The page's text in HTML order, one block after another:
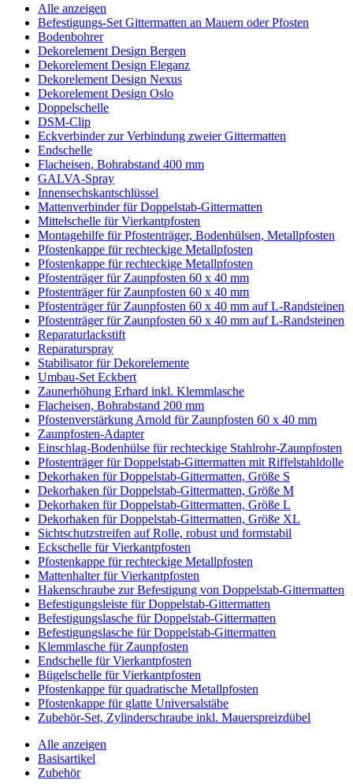
Alle anzeigen
Befestigungs-Set Gittermatten an Mauern oder Pfosten
Bodenbohrer
Dekorelement Design Bergen
Dekorelement Design Eleganz
Dekorelement Design Nexus
Dekorelement Design Oslo
Doppelschelle
DSM-Clip
Eckverbinder zur Verbindung zweier Gittermatten
Endschelle
Flacheisen, Bohrabstand 400 mm
GALVA-Spray
Innensechskantschlüssel
Mattenverbinder für Doppelstab-Gittermatten
Mittelschelle für Vierkantpfosten
Montagehilfe für Pfostenträger, Bodenhülsen, Metallpfosten
Pfostenkappe für rechteckige Metallpfosten
Pfostenkappe für rechteckige Metallpfosten
Pfostenträger für Zaunpfosten 60 x 40 mm
Pfostenträger für Zaunpfosten 60 x 40 mm
Pfostenträger für Zaunpfosten 60 x 40 mm auf L-Randsteinen
Pfostenträger für Zaunpfosten 60 x 40 mm auf L-Randsteinen
Reparaturlackstift
Reparaturspray
Stabilisator für Dekorelemente
Umbau-Set Eckbert
Zaunerhöhung Erhard inkl. Klemmlasche
Flacheisen, Bohrabstand 200 mm
Pfostenverstärkung Arnold für Zaunpfosten 60 x 40 mm
Zaunpfosten-Adapter
Einschlag-Bodenhülse für rechteckige Stahlrohr-Zaunpfosten
Pfostenträger für Doppelstab-Gittermatten mit Riffelstahldolle
Dekorhaken für Doppelstab-Gittermatten, Größe S
Dekorhaken für Doppelstab-Gittermatten, Größe M
Dekorhaken für Doppelstab-Gittermatten, Größe L
Dekorhaken für Doppelstab-Gittermatten, Größe XL
Sichtschutzstreifen auf Rolle, robust und formstabil
Eckschelle für Vierkantpfosten
Pfostenkappe für rechteckige Metallpfosten
Mattenhalter für Vierkantpfosten
Hakenschraube zur Befestigung von Doppelstab-Gittermatten
Befestigungsleiste für Doppelstab-Gittermatten
Befestigungslasche für Doppelstab-Gittermatten
Befestigungslasche für Doppelstab-Gittermatten
Klemmlasche für Zaunpfosten
Endschelle für Vierkantpfosten
Bügelschelle für Vierkantpfosten
Pfostenkappe für quadratische Metallpfosten
Pfostenkappe für glatte Universalstäbe
Zubehör-Set, Zylinderschraube inkl. Mauerspreizdübel
Alle anzeigen
Basisartikel
Zubehör